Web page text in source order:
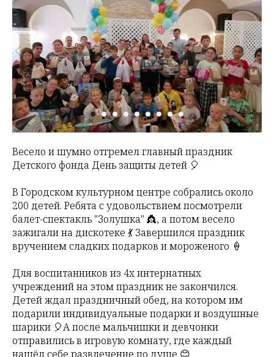
Весело и шумно отгремел главный праздник
Детского фонда День защиты детей 🎈
В Городском культурном центре собрались около
200 детей. Ребята с удовольствием посмотрели
балет-спектакль "Золушка" 👸, а потом весело
зажигали на дискотеке 💃 Завершился праздник
вручением сладких подарков и мороженого 🍦
Для воспитанников из 4х интернатных
учреждений на этом праздник не закончился.
Детей ждал праздничный обед, на котором им
подарили индивидуальные подарки и воздушные
шарики 🎈А после мальчишки и девчонки
отправились в игровую комнату, где каждый
нашёл себе развлечение по душе 😊